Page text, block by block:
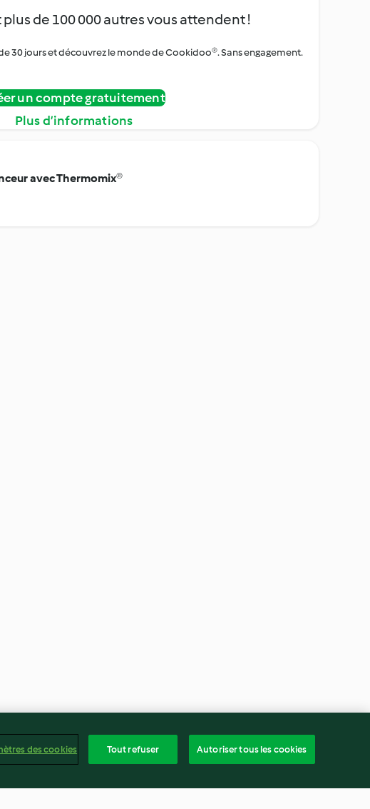
de 100 000 autres vous attendent !
30 jours et découvrez le monde de Cookidoo®. Sans engagement.
un compte gratuitement
Plus d’informations
avec Thermomix®
des cookies Tout refuser Autoriser tous les cookies